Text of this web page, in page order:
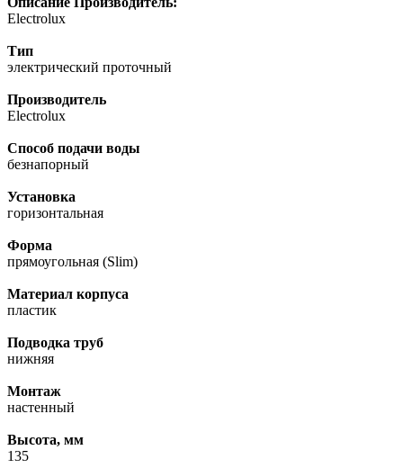
Electrolux
Тип
электрический проточный
Производитель
Electrolux
Способ подачи воды
безнапорный
Установка
горизонтальная
Форма
прямоугольная (Slim)
Материал корпуса
пластик
Подводка труб
нижняя
Монтаж
настенный
Высота, мм
135